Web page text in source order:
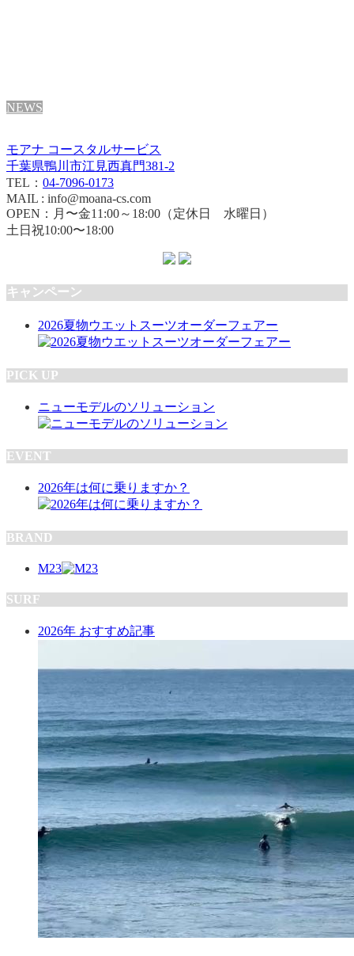
NEWS
モアナ コースタルサービス
千葉県鴨川市江見西真門381-2
TEL： 04-7096-0173
MAIL : info@moana-cs.com
OPEN：月〜金11:00～18:00（定休日 水曜日）
土日祝10:00〜18:00
キャンペーン
2026夏物ウエットスーツオーダーフェアー
PICK UP
ニューモデルのソリューション
EVENT
2026年は何に乗りますか？
BRAND
M23
SURF
2026年 おすすめ記事